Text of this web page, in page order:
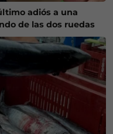
adiós a una
de las dos ruedas